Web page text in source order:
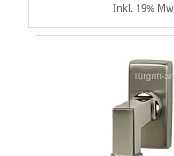
Inkl. 19%